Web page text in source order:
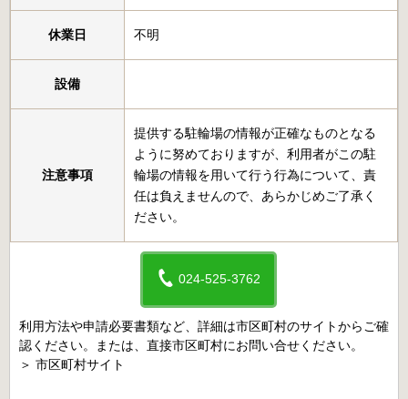
休業日 不明
設備
注意事項
提供する駐輪場の情報が正確なものとなる
ように努めておりますが、利用者がこの駐
輪場の情報を用いて行う行為について、責
任は負えませんので、あらかじめご了承く
ださい。
024-525-3762
利用方法や申請必要書類など、詳細は市区町村のサイトからご確
認ください。または、直接市区町村にお問い合せください。
＞ 市区町村サイト